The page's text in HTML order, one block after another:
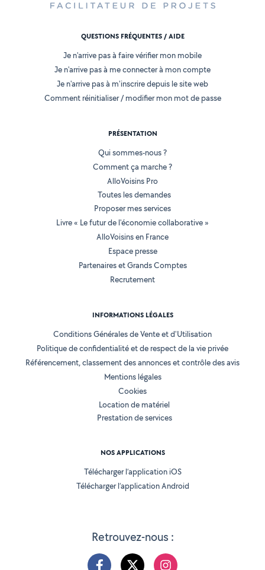
Retrouvez-nous :
QUESTIONS FRÉQUENTES / AIDE
Je n'arrive pas à faire vérifier mon mobile
Je n'arrive pas à me connecter à mon compte
Je n'arrive pas à m'inscrire depuis le site web
Comment réinitialiser / modifier mon mot de passe
PRÉSENTATION
Qui sommes-nous ?
Comment ça marche ?
AlloVoisins Pro
Toutes les demandes
Proposer mes services
Livre « Le futur de l'économie collaborative »
AlloVoisins en France
Espace presse
Partenaires et Grands Comptes
Recrutement
INFORMATIONS LÉGALES
Conditions Générales de Vente et d'Utilisation
Politique de confidentialité et de respect de la vie privée
Référencement, classement des annonces et contrôle des avis
Mentions légales
Cookies
Location de matériel
Prestation de services
NOS APPLICATIONS
Télécharger l’application iOS
Télécharger l’application Android